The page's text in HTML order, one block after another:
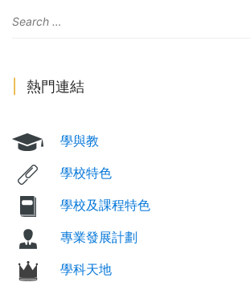
熱門連結
學與教
學校特色
學校及課程特色
專業發展計劃
學科天地